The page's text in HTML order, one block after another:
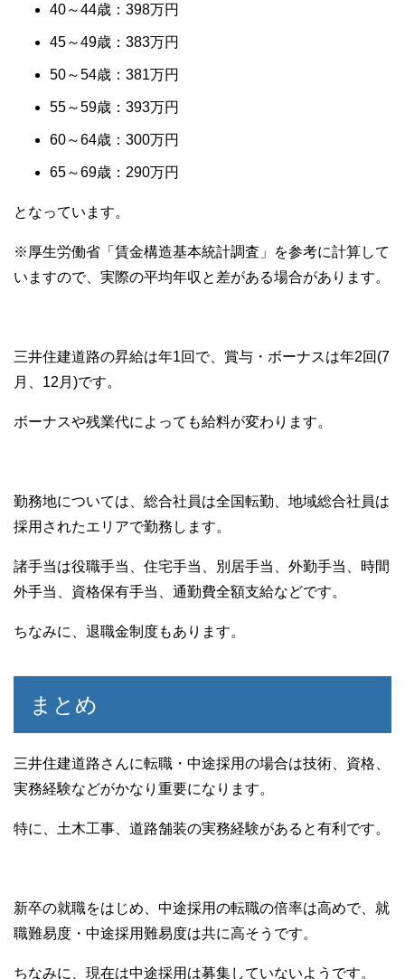
40～44歳：398万円
45～49歳：383万円
50～54歳：381万円
55～59歳：393万円
60～64歳：300万円
65～69歳：290万円
となっています。
※厚生労働省「賃金構造基本統計調査」を参考に計算して
いますので、実際の平均年収と差がある場合があります。
三井住建道路の昇給は年1回で、賞与・ボーナスは年2回(7
月、12月)です。
ボーナスや残業代によっても給料が変わります。
勤務地については、総合社員は全国転勤、地域総合社員は
採用されたエリアで勤務します。
諸手当は役職手当、住宅手当、別居手当、外勤手当、時間
外手当、資格保有手当、通勤費全額支給などです。
ちなみに、退職金制度もあります。
まとめ
三井住建道路さんに転職・中途採用の場合は技術、資格、
実務経験などがかなり重要になります。
特に、土木工事、道路舗装の実務経験があると有利です。
新卒の就職をはじめ、中途採用の転職の倍率は高めで、就
職難易度・中途採用難易度は共に高そうです。
ちなみに、現在は中途採用は募集していないようです。